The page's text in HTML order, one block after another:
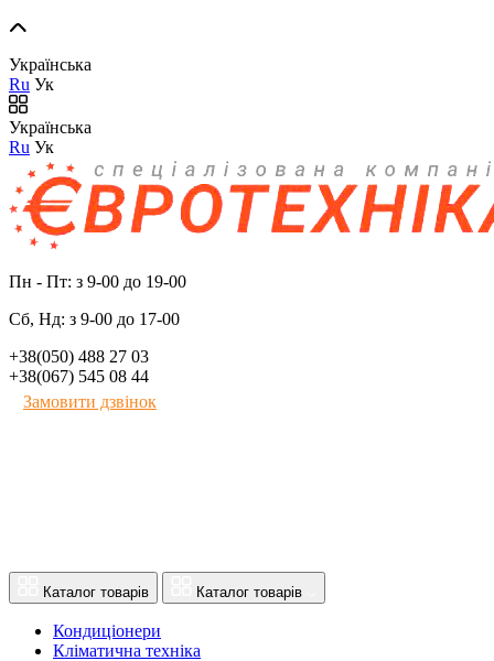
Українська
Ru Ук
Українська
Ru Ук
Пн - Пт: з 9-00 до 19-00
Сб, Нд: з 9-00 до 17-00
+38(050) 488 27 03
+38(067) 545 08 44
Замовити дзвінок
Каталог товарів Каталог товарів
Кондиціонери
Кліматична техніка